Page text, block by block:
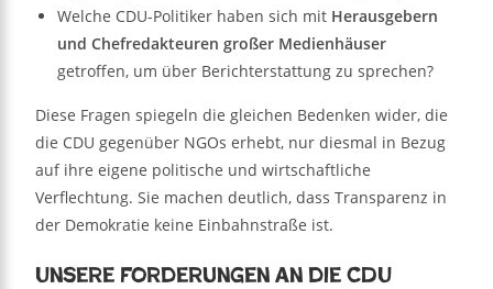
Welche CDU-Politiker haben sich mit Herausgebern
und Chefredakteuren großer Medienhäuser
getroffen, um über Berichterstattung zu sprechen?
Diese Fragen spiegeln die gleichen Bedenken wider, die
die CDU gegenüber NGOs erhebt, nur diesmal in Bezug
auf ihre eigene politische und wirtschaftliche
Verflechtung. Sie machen deutlich, dass Transparenz in
der Demokratie keine Einbahnstraße ist.
Unsere Forderungen an die CDU